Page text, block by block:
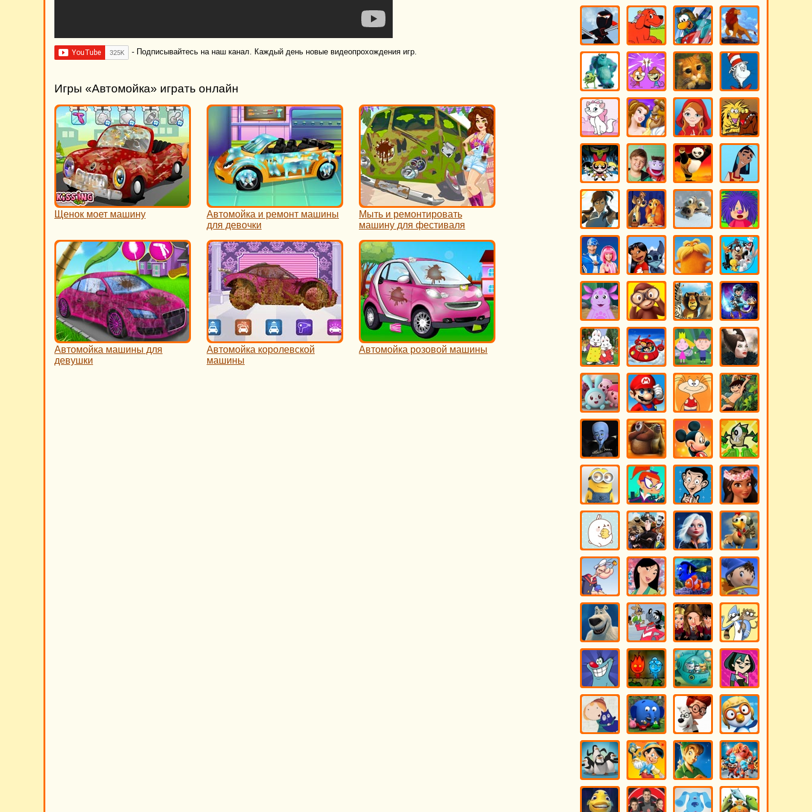
- Подписывайтесь на наш канал. Каждый день новые видеопрохождения игр.
Игры «Автомойка» играть онлайн
Щенок моет машину
Автомойка и ремонт машины
для девочки
Мыть и ремонтировать
машину для фестиваля
Автомойка машины для
девушки
Автомойка королевской
машины
Автомойка розовой машины